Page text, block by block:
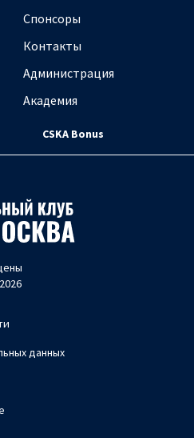
Спонсоры
Контакты
Администрация
Академия
CSKA Bonus
данных